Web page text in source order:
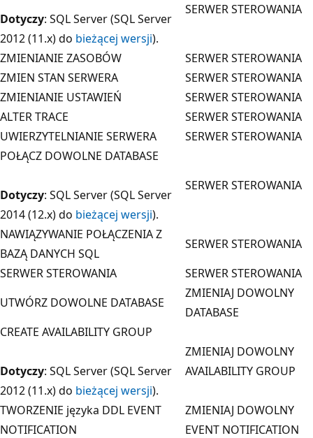
Dotyczy: SQL Server (SQL Server
2012 (11.x) do bieżącej wersji).
SERWER STEROWANIA
ZMIENIANIE ZASOBÓW
SERWER STEROWANIA
ZMIEN STAN SERWERA
SERWER STEROWANIA
ZMIENIANIE USTAWIEŃ
SERWER STEROWANIA
ALTER TRACE
SERWER STEROWANIA
UWIERZYTELNIANIE SERWERA
SERWER STEROWANIA
POŁĄCZ DOWOLNE DATABASE
Dotyczy: SQL Server (SQL Server
2014 (12.x) do bieżącej wersji).
SERWER STEROWANIA
NAWIĄZYWANIE POŁĄCZENIA Z
BAZĄ DANYCH SQL
SERWER STEROWANIA
SERWER STEROWANIA
SERWER STEROWANIA
UTWÓRZ DOWOLNE DATABASE
ZMIENIAJ DOWOLNY
DATABASE
CREATE AVAILABILITY GROUP
Dotyczy: SQL Server (SQL Server
2012 (11.x) do bieżącej wersji).
ZMIENIAJ DOWOLNY
AVAILABILITY GROUP
TWORZENIE języka DDL EVENT
NOTIFICATION
ZMIENIAJ DOWOLNY
EVENT NOTIFICATION